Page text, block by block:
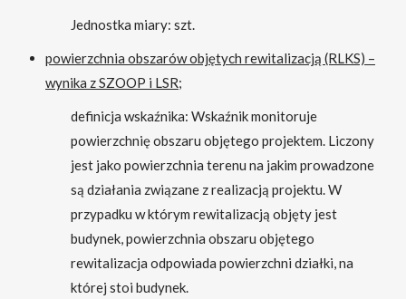
Jednostka miary: szt.
powierzchnia obszarów objętych rewitalizacją (RLKS) –
wynika z SZOOP i LSR;
definicja wskaźnika: Wskaźnik monitoruje
powierzchnię obszaru objętego projektem. Liczony
jest jako powierzchnia terenu na jakim prowadzone
są działania związane z realizacją projektu. W
przypadku w którym rewitalizacją objęty jest
budynek, powierzchnia obszaru objętego
rewitalizacja odpowiada powierzchni działki, na
której stoi budynek.